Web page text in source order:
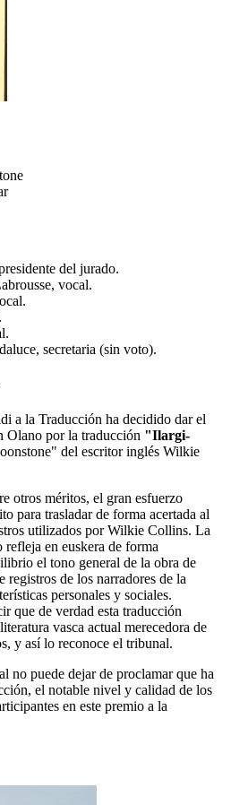
del jurado.
vocal.
secretaria (sin voto).
a la Traducción ha decidido dar el
Olano por la traducción "Ilargi-
del escritor inglés Wilkie
otros méritos, el gran esfuerzo
para trasladar de forma acertada al
utilizados por Wilkie Collins. La
en euskera de forma
el tono general de la obra de
de los narradores de la
personales y sociales.
que de verdad esta traducción
vasca actual merecedora de
y así lo reconoce el tribunal.
no puede dejar de proclamar que ha
el notable nivel y calidad de los
en este premio a la